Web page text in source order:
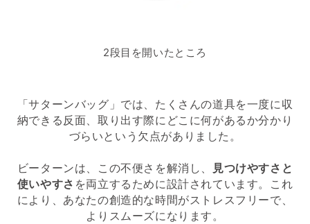
2段目を開いたところ
「サターンバッグ」では、たくさんの道具を一度に収
納できる反面、取り出す際にどこに何があるか分かり
づらいという欠点がありました。
ビーターンは、この不便さを解消し、
見つけやすさと
使いやすさ を両立するために設計されています。これ
により、あなたの創造的な時間がストレスフリーで、
よりスムーズになります。